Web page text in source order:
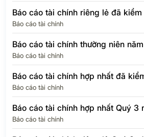
Báo cáo tài chính riêng lẻ đã
Báo cáo tài chính
Báo cáo tài chính thường niên
Báo cáo tài chính
Báo cáo tài chính hợp nhất đã
Báo cáo tài chính
Báo cáo tài chính hợp nhất Quý 3
Báo cáo tài chính